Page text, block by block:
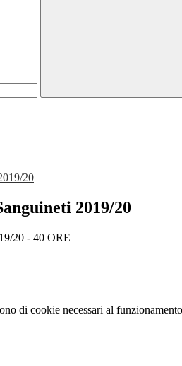
20
2019/20
20 - 40 ORE
di cookie necessari al